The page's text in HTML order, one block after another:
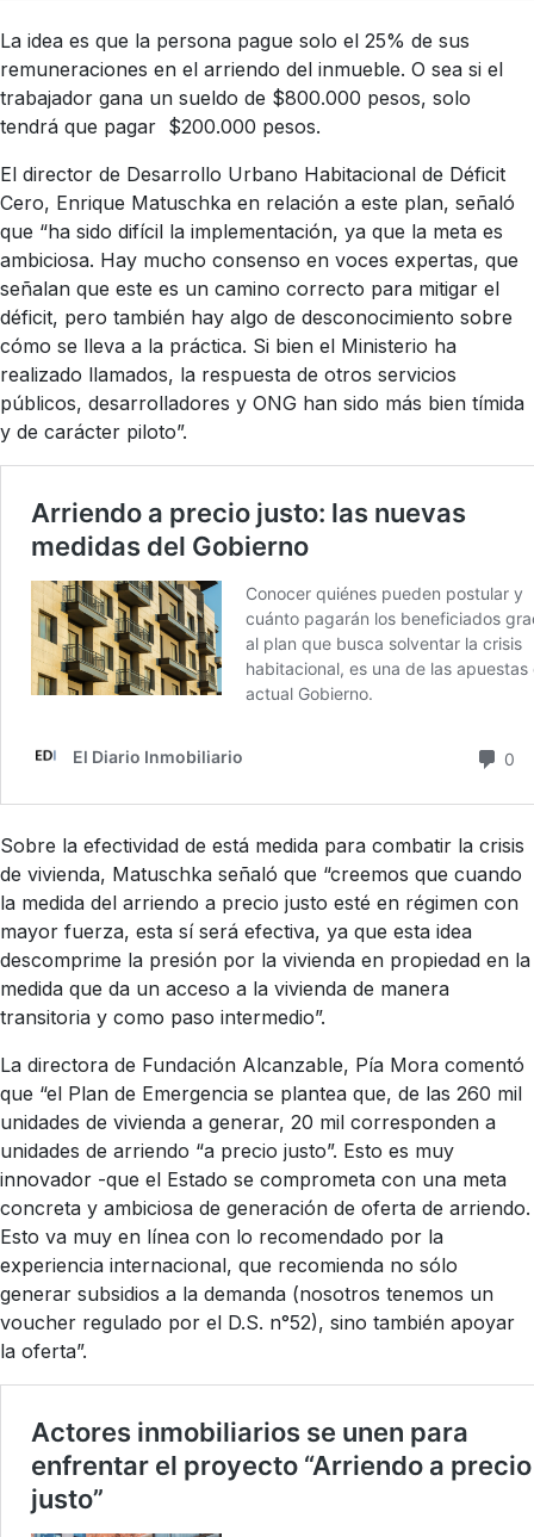
La idea es que la persona pague solo el 25% de sus
remuneraciones en el arriendo del inmueble. O sea si el
trabajador gana un sueldo de $800.000 pesos, solo
tendrá que pagar $200.000 pesos.
El director de Desarrollo Urbano Habitacional de Déficit
Cero, Enrique Matuschka en relación a este plan, señaló
que “ha sido difícil la implementación, ya que la meta es
ambiciosa. Hay mucho consenso en voces expertas, que
señalan que este es un camino correcto para mitigar el
déficit, pero también hay algo de desconocimiento sobre
cómo se lleva a la práctica. Si bien el Ministerio ha
realizado llamados, la respuesta de otros servicios
públicos, desarrolladores y ONG han sido más bien tímida
y de carácter piloto”.
Sobre la efectividad de está medida para combatir la crisis
de vivienda, Matuschka señaló que “creemos que cuando
la medida del arriendo a precio justo esté en régimen con
mayor fuerza, esta sí será efectiva, ya que esta idea
descomprime la presión por la vivienda en propiedad en la
medida que da un acceso a la vivienda de manera
transitoria y como paso intermedio”.
La directora de Fundación Alcanzable, Pía Mora comentó
que “el Plan de Emergencia se plantea que, de las 260 mil
unidades de vivienda a generar, 20 mil corresponden a
unidades de arriendo “a precio justo”. Esto es muy
innovador -que el Estado se comprometa con una meta
concreta y ambiciosa de generación de oferta de arriendo.
Esto va muy en línea con lo recomendado por la
experiencia internacional, que recomienda no sólo
generar subsidios a la demanda (nosotros tenemos un
voucher regulado por el D.S. n°52), sino también apoyar
la oferta”.